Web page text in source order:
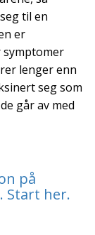
til en
er
symptomer
lenger enn
seg som
går av med
på
Start her.